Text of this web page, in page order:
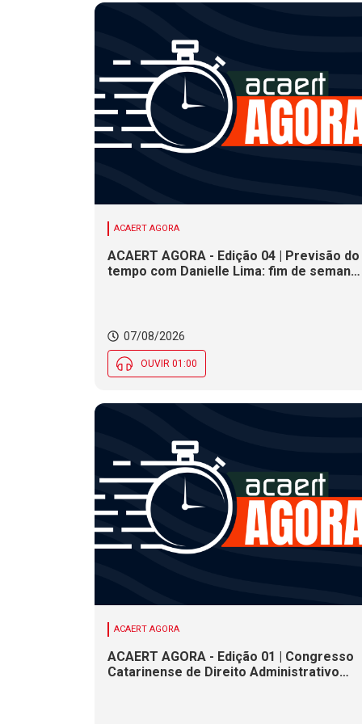
ACAERT AGORA
ACAERT AGORA - Edição 04 | Previsão do
tempo com Danielle Lima: fim de semana
07/08/2026
OUVIR 01:00
ACAERT AGORA
ACAERT AGORA - Edição 01 | Congresso
Catarinense de Direito Administrativo